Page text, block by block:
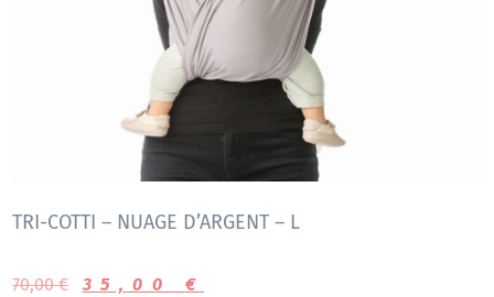
TRI-COTTI – NUAGE D’ARGENT – L
70,00€ 35,00 €